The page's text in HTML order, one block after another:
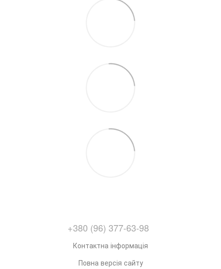
+380 (96) 377-63-98
Контактна інформація
Повна версія сайту